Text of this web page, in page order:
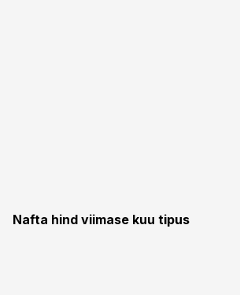
Nafta hind viimase kuu tipus